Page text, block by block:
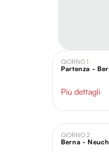
GIORNO 1
Partenza -
Più dettagli
GIORNO 2
Berna -